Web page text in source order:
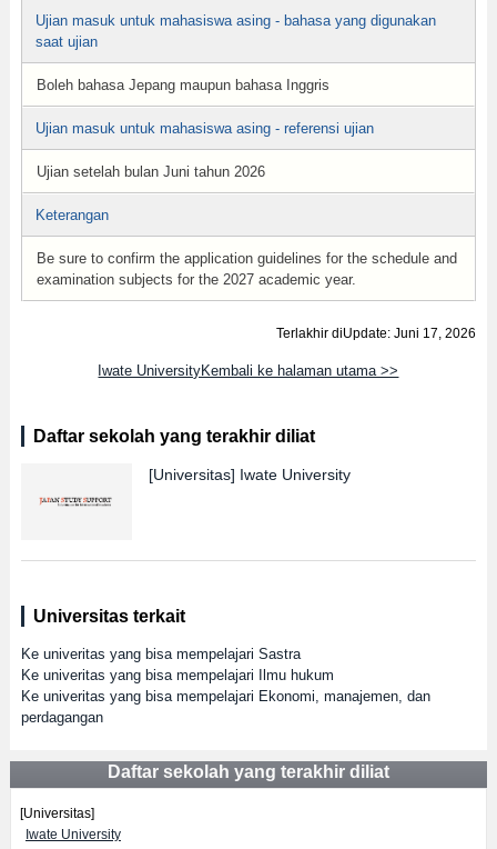
Ujian masuk untuk mahasiswa asing - bahasa yang digunakan
saat ujian
Boleh bahasa Jepang maupun bahasa Inggris
Ujian masuk untuk mahasiswa asing - referensi ujian
Ujian setelah bulan Juni tahun 2026
Keterangan
Be sure to confirm the application guidelines for the schedule and
examination subjects for the 2027 academic year.
Terlakhir diUpdate: Juni 17, 2026
Iwate UniversityKembali ke halaman utama >>
Daftar sekolah yang terakhir diliat
[Universitas] Iwate University
Universitas terkait
Ke univeritas yang bisa mempelajari Sastra
Ke univeritas yang bisa mempelajari Ilmu hukum
Ke univeritas yang bisa mempelajari Ekonomi, manajemen, dan
perdagangan
Daftar sekolah yang terakhir diliat
[Universitas]
Iwate University